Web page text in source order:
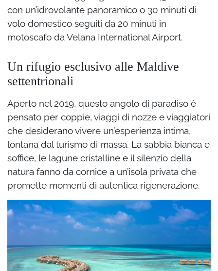
con un’idrovolante panoramico o 30 minuti di
volo domestico seguiti da 20 minuti in
motoscafo da Velana International Airport.
Un rifugio esclusivo alle Maldive
settentrionali
Aperto nel 2019, questo angolo di paradiso è
pensato per coppie, viaggi di nozze e viaggiatori
che desiderano vivere un’esperienza intima,
lontana dal turismo di massa. La sabbia bianca e
soffice, le lagune cristalline e il silenzio della
natura fanno da cornice a un’isola privata che
promette momenti di autentica rigenerazione.